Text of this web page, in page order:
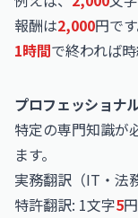
報酬は2,000円で
1時間で終われば
プロフェッショナ
特定の専門知識が
ます。
実務翻訳（IT・法
特許翻訳: 1文字5